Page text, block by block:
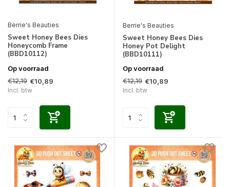
Berrie's Beauties
Sweet Honey Bees Dies
Honeycomb Frame
(BBD10112)
Op voorraad
€12,19 €10,89
Incl. btw
Berrie's Beauties
Sweet Honey Bees Dies
Honey Pot Delight
(BBD10111)
Op voorraad
€12,19 €10,89
Incl. btw